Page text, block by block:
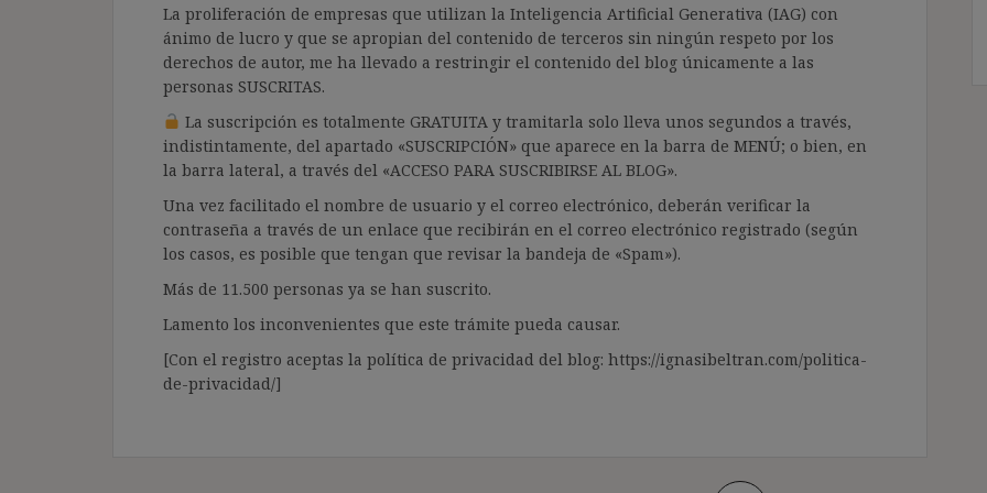
La proliferación de empresas que utilizan la Inteligencia Artificial Generativa (IAG) con
ánimo de lucro y que se apropian del contenido de terceros sin ningún respeto por los
derechos de autor, me ha llevado a restringir el contenido del blog únicamente a las
personas SUSCRITAS.
La suscripción es totalmente GRATUITA y tramitarla solo lleva unos segundos a través,
indistintamente, del apartado «SUSCRIPCIÓN» que aparece en la barra de MENÚ; o bien, en
la barra lateral, a través del «ACCESO PARA SUSCRIBIRSE AL BLOG».
Una vez facilitado el nombre de usuario y el correo electrónico, deberán verificar la
contraseña a través de un enlace que recibirán en el correo electrónico registrado (según
los casos, es posible que tengan que revisar la bandeja de «Spam»).
Más de 11.500 personas ya se han suscrito.
Lamento los inconvenientes que este trámite pueda causar.
[Con el registro aceptas la política de privacidad del blog: https://ignasibeltran.com/politica-
de-privacidad/]